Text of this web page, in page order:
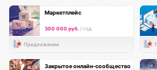
Маркетплейс
300 000 руб. / год
Предложение
Закрытое онлайн-сообщество